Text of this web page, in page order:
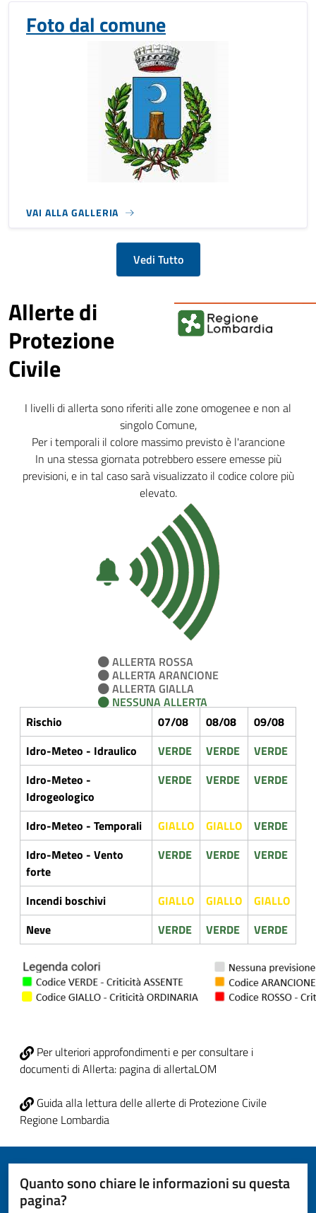
Foto dal comune
VAI ALLA GALLERIA
Vedi Tutto
Allerte di
Protezione
Civile
I livelli di allerta sono riferiti alle zone omogenee e non al
singolo Comune,
Per i temporali il colore massimo previsto è l'arancione
In una stessa giornata potrebbero essere emesse più
previsioni, e in tal caso sarà visualizzato il codice colore più
elevato.
ALLERTA ROSSA
ALLERTA ARANCIONE
ALLERTA GIALLA
NESSUNA ALLERTA
Rischio
07/08 08/08
09/08
Idro-Meteo - Idraulico
VERDE VERDE
VERDE
Idro-Meteo -
Idrogeologico
VERDE VERDE VERDE
Idro-Meteo - Temporali GIALLO GIALLO
VERDE
Idro-Meteo - Vento
forte
VERDE VERDE VERDE
Incendi boschivi GIALLO GIALLO
GIALLO
Neve
VERDE VERDE VERDE
Per ulteriori approfondimenti e per consultare i
documenti di Allerta: pagina di allertaLOM
Guida alla lettura delle allerte di Protezione Civile
Regione Lombardia
Quanto sono chiare le informazioni su questa
pagina?